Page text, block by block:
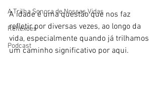
A Trilha Sonora de Nossas Vidas
Reflexões
Podcast
A idade é uma questão que nos faz
refletir por diversas vezes, ao longo da
vida, especialmente quando já trilhamos
um caminho significativo por aqui.